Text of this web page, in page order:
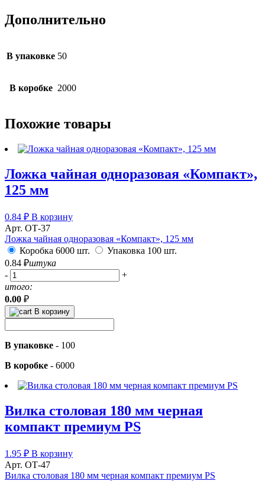
PS,
черная
Дополнительно
В упаковке 50
В коробке 2000
Похожие товары
Ложка чайная одноразовая «Компакт»,
125 мм
0.84 ₽ В корзину
Арт. ОТ-37
Ложка чайная одноразовая «Компакт», 125 мм
Коробка 6000 шт.
Упаковка 100 шт.
0.84 ₽штука
-
+
итого:
0.00 ₽
В корзину
В упаковке - 100
В коробке - 6000
Вилка столовая 180 мм черная
компакт премиум PS
1.95 ₽ В корзину
Арт. ОТ-47
Вилка столовая 180 мм черная компакт премиум PS